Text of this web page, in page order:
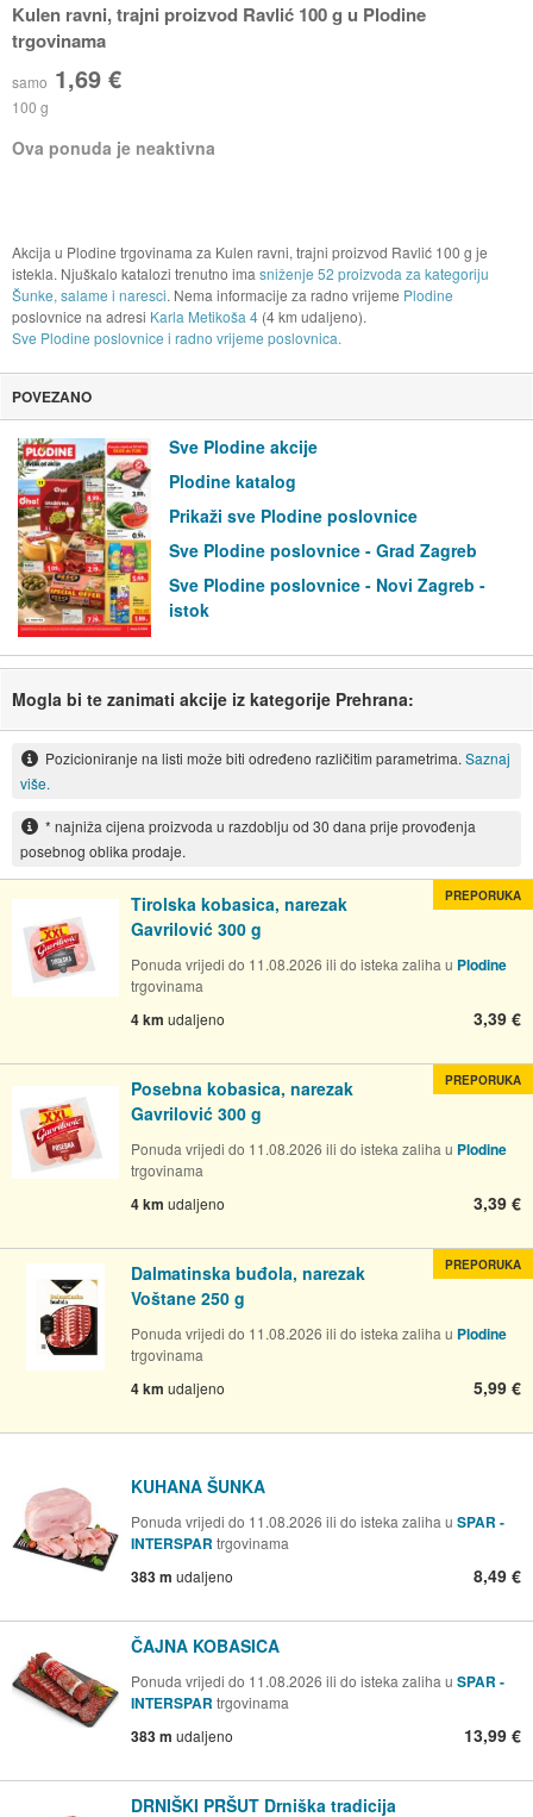
Kulen ravni, trajni proizvod Ravlić 100 g u Plodine
trgovinama
samo 1,69 €
100 g
Ova ponuda je neaktivna
Akcija u Plodine trgovinama za Kulen ravni, trajni proizvod Ravlić 100 g je
istekla. Njuškalo katalozi trenutno ima sniženje 52 proizvoda za kategoriju
Šunke, salame i naresci. Nema informacije za radno vrijeme Plodine
poslovnice na adresi Karla Metikoša 4(4 km udaljeno).
Sve Plodine poslovnice i radno vrijeme poslovnica.
POVEZANO
Sve Plodine akcije
Plodine katalog
Prikaži sve Plodine poslovnice
Sve Plodine poslovnice - Grad Zagreb
Sve Plodine poslovnice - Novi Zagreb -
istok
Mogla bi te zanimati akcije iz kategorije Prehrana:
Pozicioniranje na listi može biti određeno različitim parametrima. Saznaj
više.
* najniža cijena proizvoda u razdoblju od 30 dana prije provođenja
posebnog oblika prodaje.
Tirolska kobasica, narezak
Gavrilović 300 g
Ponuda vrijedi do 11.08.2026 ili do isteka zaliha u Plodine
trgovinama
4 km udaljeno 3,39 €
PREPORUKA
Posebna kobasica, narezak
Gavrilović 300 g
Ponuda vrijedi do 11.08.2026 ili do isteka zaliha u Plodine
trgovinama
4 km udaljeno 3,39 €
PREPORUKA
Dalmatinska buđola, narezak
Voštane 250 g
Ponuda vrijedi do 11.08.2026 ili do isteka zaliha u Plodine
trgovinama
4 km udaljeno 5,99 €
PREPORUKA
KUHANA ŠUNKA
Ponuda vrijedi do 11.08.2026 ili do isteka zaliha u SPAR -
INTERSPAR trgovinama
383 m udaljeno 8,49 €
ČAJNA KOBASICA
Ponuda vrijedi do 11.08.2026 ili do isteka zaliha u SPAR -
INTERSPAR trgovinama
383 m udaljeno 13,99 €
DRNIŠKI PRŠUT Drniška tradicija